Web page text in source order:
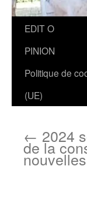
Aller
contenu
EDIT O
PINION
Politique de
(UE)
← 2024
de la